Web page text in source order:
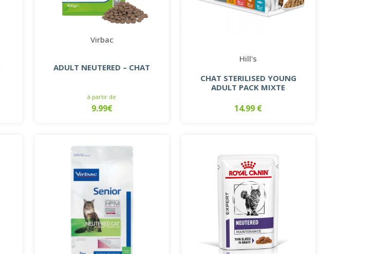
Virbac
ADULT NEUTERED – CHAT
à partir de
9.99€
Hill's
CHAT STERILISED YOUNG
ADULT PACK MIXTE
14.99 €